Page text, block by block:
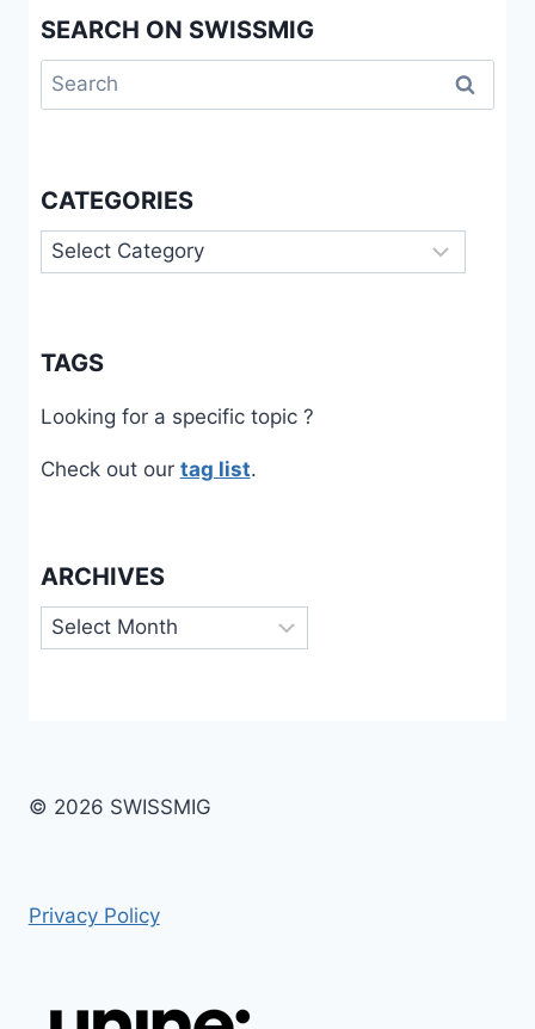
SEARCH ON SWISSMIG
Search
for:
CATEGORIES
Categories
TAGS
Looking for a specific topic ?
Check out our tag list.
ARCHIVES
Archives
© 2026 SWISSMIG
Privacy Policy